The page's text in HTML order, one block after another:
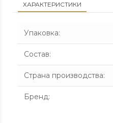
ХАРАКТЕРИСТИКИ
Упаковка:
Состав:
Страна производства:
Бренд: